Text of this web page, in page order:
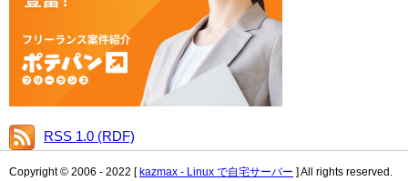
RSS 1.0 (RDF)
Copyright © 2006 - 2022 [ kazmax - Linux で自宅サーバー ] All rights reserved.